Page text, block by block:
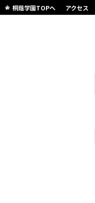
桐蔭学園TOPへ アクセス